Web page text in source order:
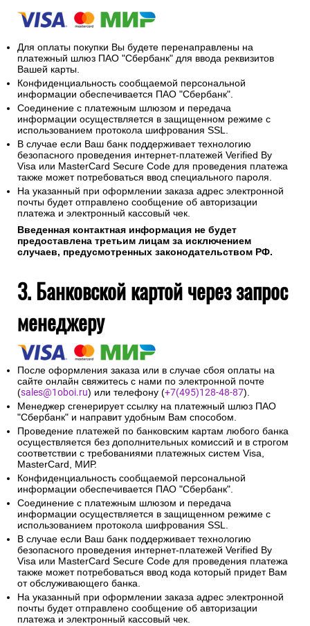
Для оплаты покупки Вы будете перенаправлены на
платежный шлюз ПАО "Сбербанк" для ввода реквизитов
Вашей карты.
Конфиденциальность сообщаемой персональной
информации обеспечивается ПАО "Сбербанк".
Соединение с платежным шлюзом и передача
информации осуществляется в защищенном режиме с
использованием протокола шифрования SSL.
В случае если Ваш банк поддерживает технологию
безопасного проведения интернет-платежей Verified By
Visa или MasterCard Secure Code для проведения платежа
также может потребоваться ввод специального пароля.
На указанный при оформлении заказа адрес электронной
почты будет отправлено сообщение об авторизации
платежа и электронный кассовый чек.
Введенная контактная информация не будет
предоставлена третьим лицам за исключением
случаев, предусмотренных законодательством РФ.
3. Банковской картой через запрос
менеджеру
После оформления заказа или в случае сбоя оплаты на
сайте онлайн свяжитесь с нами по электронной почте
(sales@1oboi.ru) или телефону (+7(495)128-48-87).
Менеджер сгенерирует ссылку на платежный шлюз ПАО
"Сбербанк" и направит удобным Вам способом.
Проведение платежей по банковским картам любого банка
осуществляется без дополнительных комиссий и в строгом
соответствии с требованиями платежных систем Visa,
MasterCard, МИР.
Конфиденциальность сообщаемой персональной
информации обеспечивается ПАО "Сбербанк".
Соединение с платежным шлюзом и передача
информации осуществляется в защищенном режиме с
использованием протокола шифрования SSL.
В случае если Ваш банк поддерживает технологию
безопасного проведения интернет-платежей Verified By
Visa или MasterCard Secure Code для проведения платежа
также может потребоваться ввод кода который придет Вам
от обслуживающего банка.
На указанный при оформлении заказа адрес электронной
почты будет отправлено сообщение об авторизации
платежа и электронный кассовый чек.